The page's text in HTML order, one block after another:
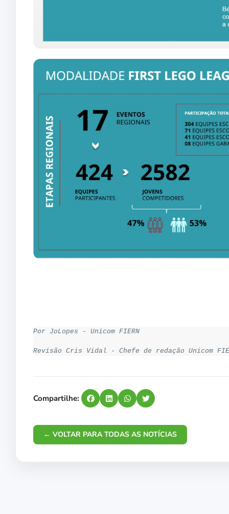
Por JoLopes - Unicom FIERN
Revisão Cris Vidal - Chefe de redação Unicom
Compartilhe:
← VOLTAR PARA TODAS AS NOTÍCIAS